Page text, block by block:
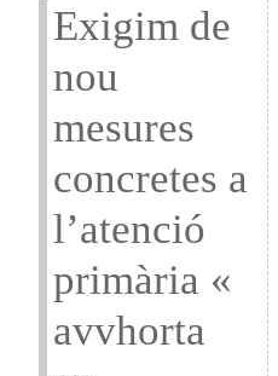
Exigim de
nou
mesures
concretes a
l’atenció
primària «
avvhorta